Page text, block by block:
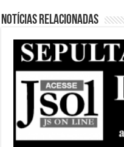
Notícias relacionadas